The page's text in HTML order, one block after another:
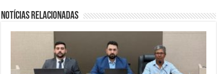
Notícias relacionadas